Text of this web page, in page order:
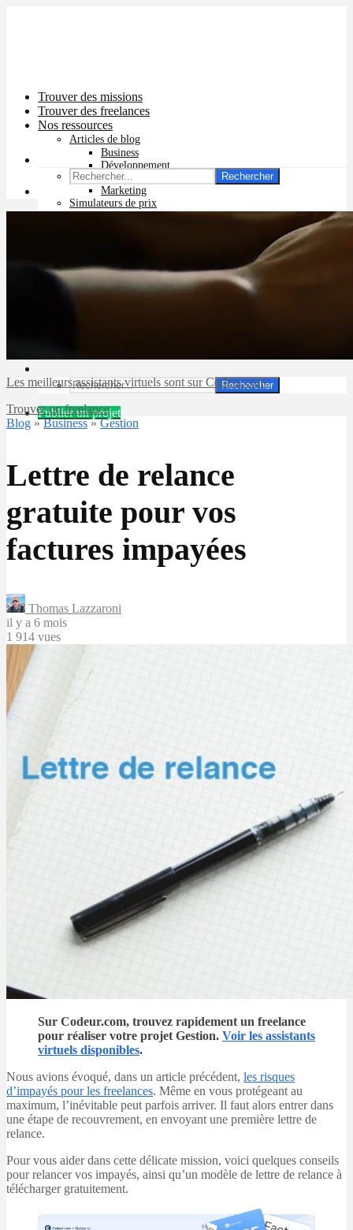
Trouver des missions
Trouver des freelances
Nos ressources
Articles de blog
Business
Développement
Graphisme
Marketing
Simulateurs de prix
Prix pub Instagram
Prix logiciel
Prix chatbot
Rechercher
Publier un projet
Rechercher
Les meilleurs assistants virtuels sont sur Codeur.com
Trouver un freelance
Blog »Business»Gestion
Lettre de relance
gratuite pour vos
factures impayées
Thomas Lazzaroni
il y a 6 mois
1 914 vues
Sur Codeur.com, trouvez rapidement un freelance
pour réaliser votre projet Gestion. Voir les assistants
virtuels disponibles.
Nous avions évoqué, dans un article précédent, les risques
d’impayés pour les freelances. Même en vous protégeant au
maximum, l’inévitable peut parfois arriver. Il faut alors entrer dans
une étape de recouvrement, en envoyant une première lettre de
relance.
Pour vous aider dans cette délicate mission, voici quelques conseils
pour relancer vos impayés, ainsi qu’un modèle de lettre de relance à
télécharger gratuitement.